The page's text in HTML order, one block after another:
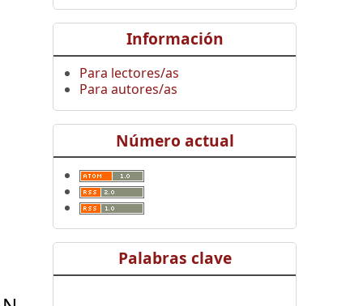
Información
Para lectores/as
Para autores/as
Número actual
Palabras clave